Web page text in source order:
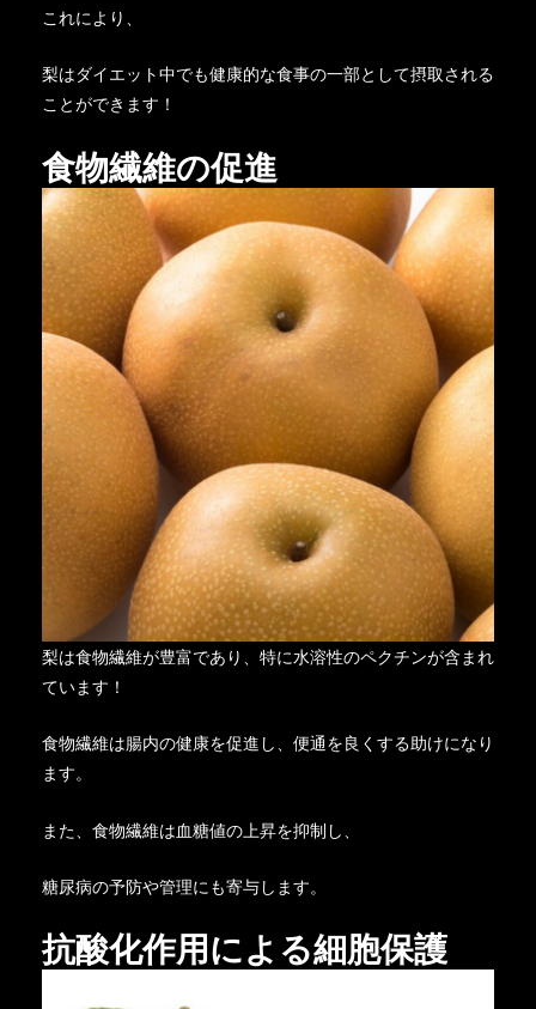
これにより、
梨はダイエット中でも健康的な食事の一部として摂取される
ことができます！
食物繊維の促進
梨は食物繊維が豊富であり、特に水溶性のペクチンが含まれ
ています！
食物繊維は腸内の健康を促進し、便通を良くする助けになり
ます。
また、食物繊維は血糖値の上昇を抑制し、
糖尿病の予防や管理にも寄与します。
抗酸化作用による細胞保護